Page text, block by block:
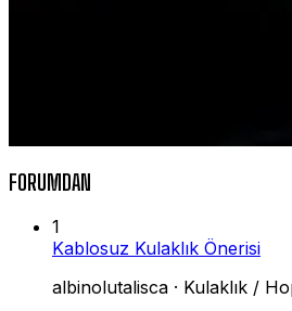
FORUMDAN
1
Kablosuz Kulaklık Önerisi
albinolutalisca · Kulaklık /